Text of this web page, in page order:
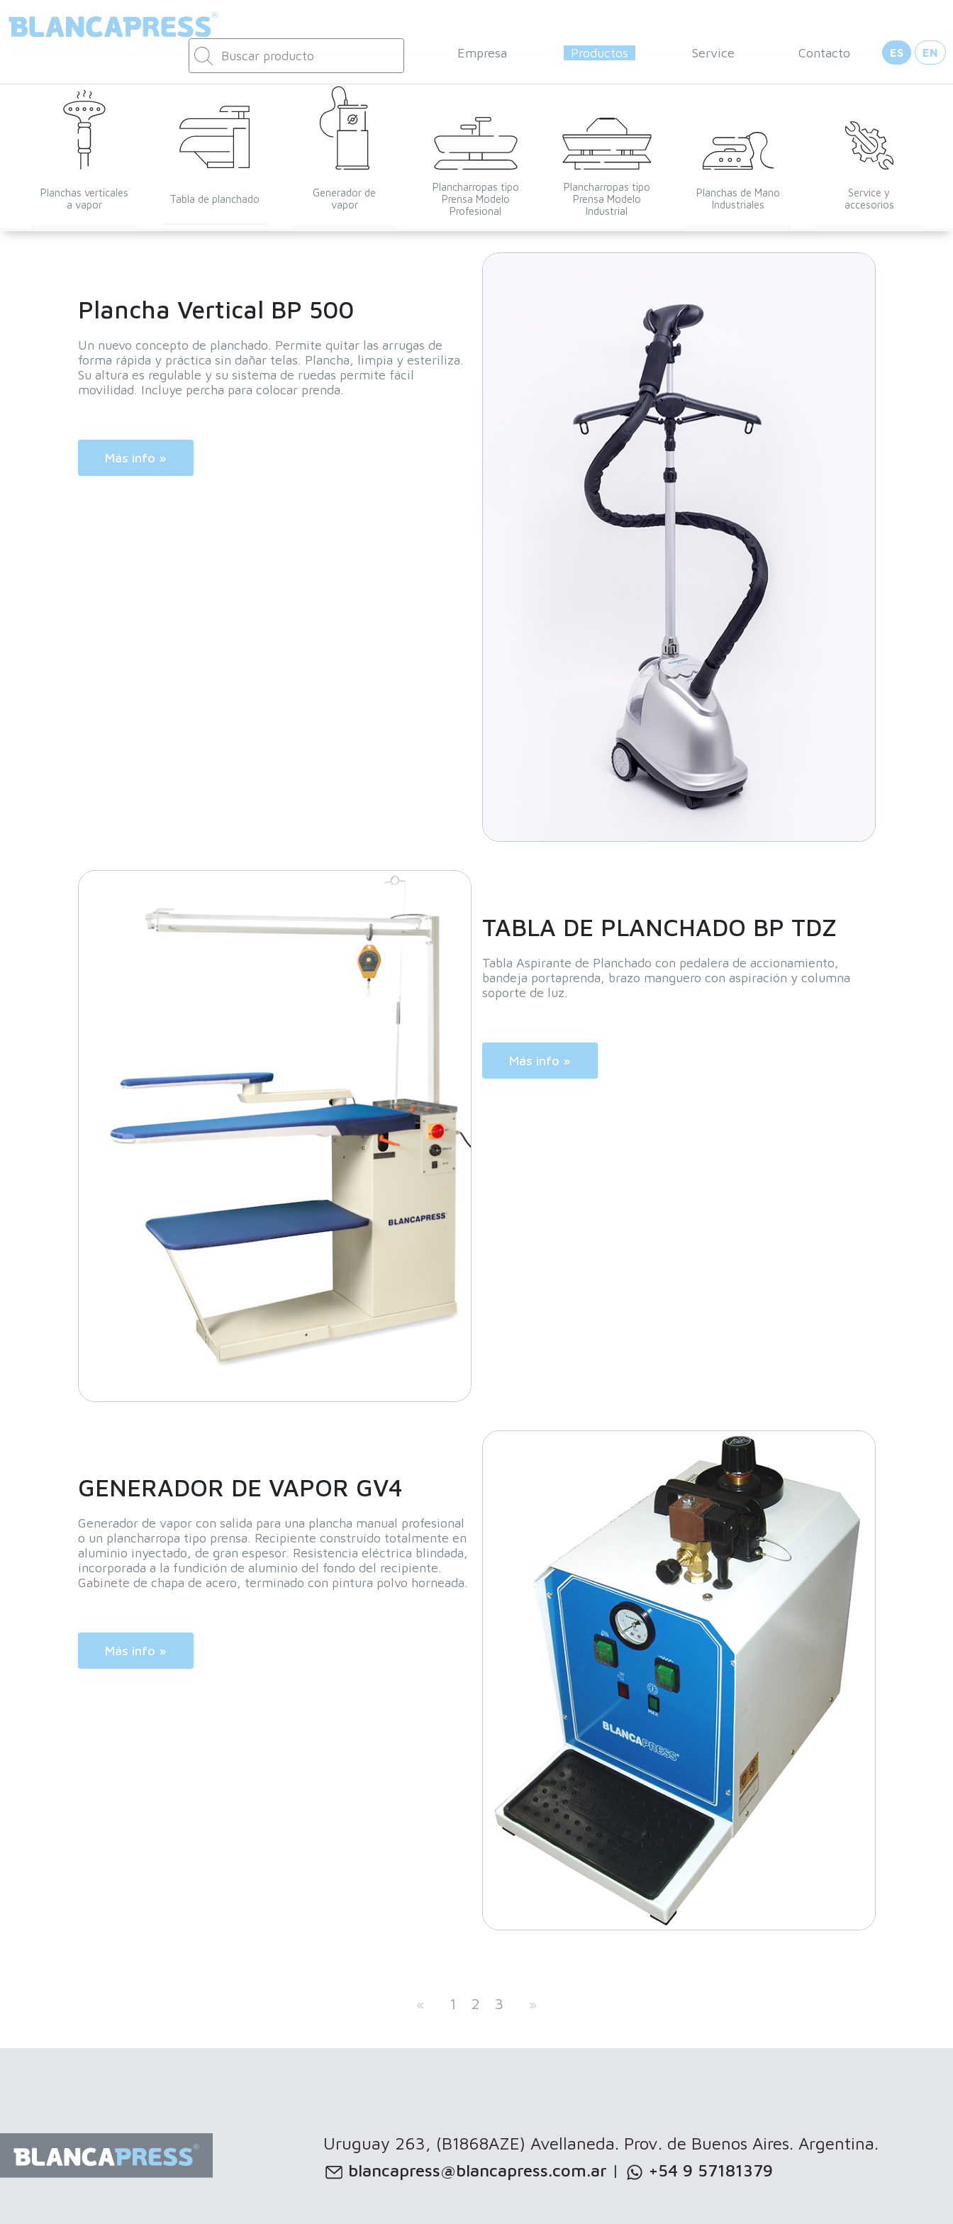
Empresa Productos Service Contacto ES EN
Planchas verticales
a vapor
Tabla de planchado
Generador de
vapor
Plancharropas tipo
Prensa Modelo
Profesional
Plancharropas tipo
Prensa Modelo
Industrial
Planchas de Mano
Industriales
Service y
accesorios
Plancha Vertical BP 500
Un nuevo concepto de planchado. Permite quitar las arrugas de
forma rápida y práctica sin dañar telas. Plancha, limpia y esteriliza.
Su altura es regulable y su sistema de ruedas permite fácil
movilidad. Incluye percha para colocar prenda.
Más info »
TABLA DE PLANCHADO BP TDZ
Tabla Aspirante de Planchado con pedalera de accionamiento,
bandeja portaprenda, brazo manguero con aspiración y columna
soporte de luz.
Más info »
GENERADOR DE VAPOR GV4
Generador de vapor con salida para una plancha manual profesional
o un plancharropa tipo prensa. Recipiente construído totalmente en
aluminio inyectado, de gran espesor. Resistencia eléctrica blindada,
incorporada a la fundición de aluminio del fondo del recipiente.
Gabinete de chapa de acero, terminado con pintura polvo horneada.
Más info »
« 1 2 3 »
Uruguay 263, (B1868AZE) Avellaneda. Prov. de Buenos Aires. Argentina.
blancapress@blancapress.com.ar | +54 9 57181379